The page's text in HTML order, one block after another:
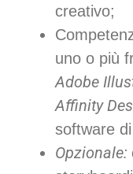
creativo;
uno o più
Adobe
Affinity
software
Opzionale: